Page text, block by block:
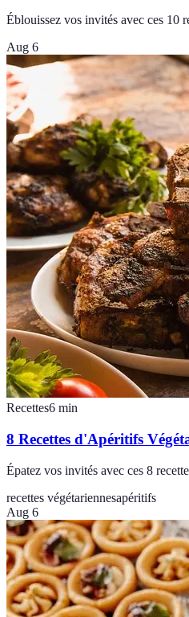
Éblouissez vos invités avec ces 10
Aug 6
Recettes6 min
8 Recettes d'Apéritifs
Épatez vos invités avec ces 8
recettes végétariennesapéritifs
Aug 6